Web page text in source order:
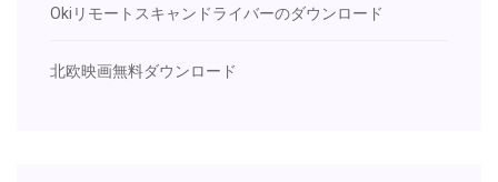
Okiリモートスキャンドライバーのダウンロード
北欧映画無料ダウンロード